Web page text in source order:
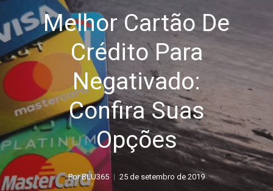
Melhor Cartão De
Crédito Para
Negativado:
Confira Suas
Opções
Por BLU365 25 de setembro de 2019